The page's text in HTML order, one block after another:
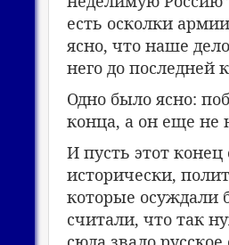
есть осколки
ясно, что наше
него до последней
Одно было ясно:
конца, а он еще не
И пусть этот
исторически,
которые осуждали
считали, что так